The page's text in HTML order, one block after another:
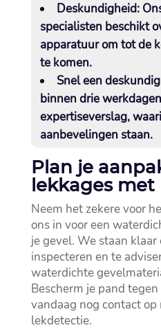
Deskundigheid:
specialisten beschikt
apparatuur om tot de
te komen.​
Snel een
binnen drie
expertiseverslag,
aanbevelingen staan.​
Plan je
lekkages
Neem het zekere voor
ons in voor een
je gevel.​ We staan
inspecteren en te
waterdichte
Bescherm je pand
vandaag nog contact
lekdetectie.​